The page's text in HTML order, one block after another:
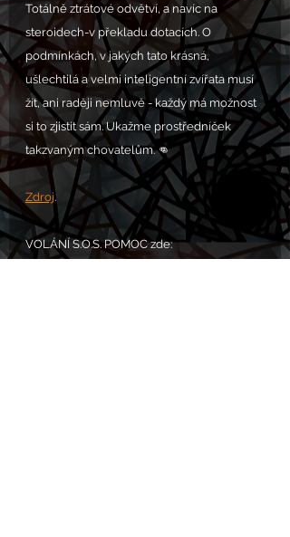
Totálně ztrátové odvětví, a navíc na
steroidech-v překladu dotacích. O
podmínkách, v jakých tato krásná,
ušlechtilá a velmi inteligentní zvířata musí
žít, ani raději nemluvě - každý má možnost
si to zjistit sám. Ukažme prostředníček
takzvaným chovatelům. 👊
Zdroj.
VOLÁNÍ S.O.S. POMOC zde: